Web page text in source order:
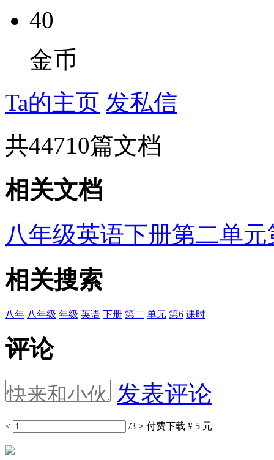
40
金币
Ta的主页 发私信
共44710篇文档
相关文档
八年级英语下册第二单元
相关搜索
八年 八年级 年级 英语 下册 第二 单元 第6 课时
评论
发表评论
< /3 > 付费下载 ¥ 5 元